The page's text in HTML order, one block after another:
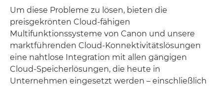
Um diese Probleme zu lösen, bieten die
preisgekrönten Cloud-fähigen
Multifunktionssysteme von Canon und unsere
marktführenden Cloud-Konnektivitätslösungen
eine nahtlose Integration mit allen gängigen
Cloud-Speicherlösungen, die heute in
Unternehmen eingesetzt werden – einschließlich